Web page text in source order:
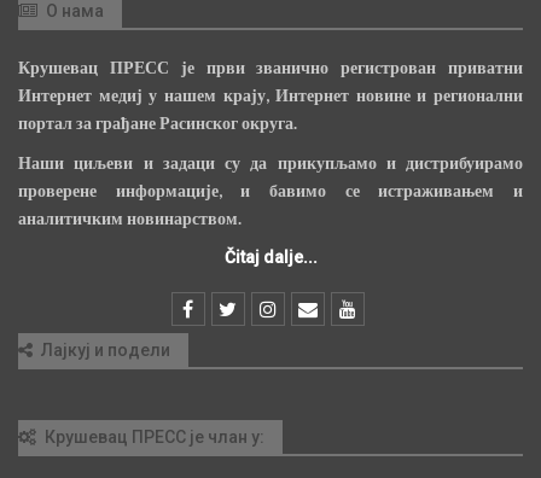
О нама
Крушевац ПРЕСС је први званично регистрован приватни
Интернет медиј у нашем крају, Интернет новине и регионални
портал за грађане Расинског округа.
Наши циљеви и задаци су да прикупљамо и дистрибуирамо
проверене информације, и бавимо се истраживањем и
аналитичким новинарством.
Čitaj dalje...
Лајкуј и подели
Крушевац ПРЕСС је члан у: